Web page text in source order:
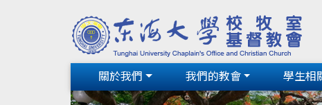
關於我們 我們的教會 學生相